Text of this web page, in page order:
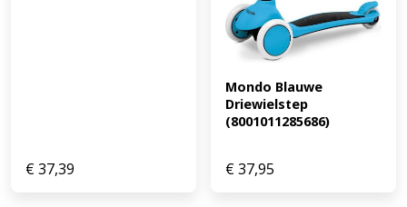
€37,39
Mondo Blauwe
Driewielstep
(8001011285686)
€37,95